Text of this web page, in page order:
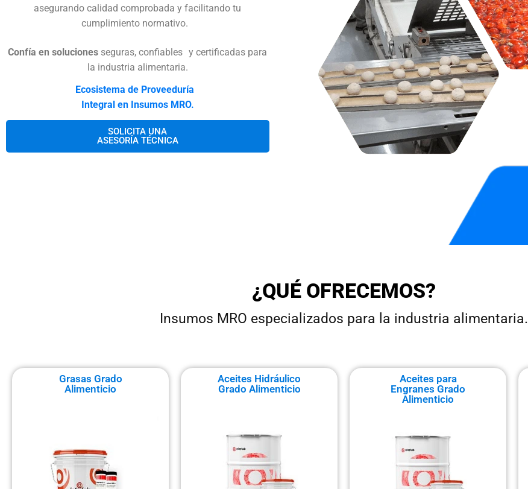
asegurando calidad comprobada y facilitando tu
cumplimiento normativo.
Confía en soluciones seguras, confiables y certificadas para
la industria alimentaria.
Ecosistema de Proveeduría
Integral en Insumos MRO.
SOLICITA UNA
ASESORÍA TÉCNICA
¿QUÉ OFRECEMOS?
Insumos MRO especializados para la industria alimentaria.
Grasas Grado
Alimenticio
Aceites Hidráulico
Grado Alimenticio
Aceites para
Engranes Grado
Alimenticio